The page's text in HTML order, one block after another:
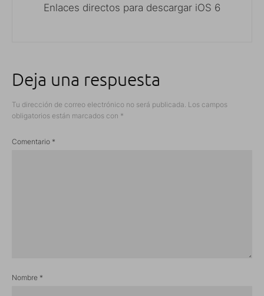
Enlaces directos para descargar iOS 6
Deja una respuesta
Tu dirección de correo electrónico no será publicada. Los campos
obligatorios están marcados con *
Comentario *
Nombre *